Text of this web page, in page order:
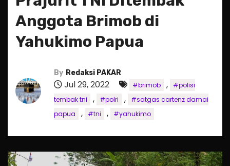
Anggota Brimob di
Yahukimo Papua
By Redaksi PAKAR
Jul 29, 2022 #brimob ,
#polisi
tembak tni
, #polri ,
#satgas cartenz damai
papua
, #tni , #yahukimo